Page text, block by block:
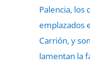
Palencia, los
emplazados
Carrión, y
lamentan la